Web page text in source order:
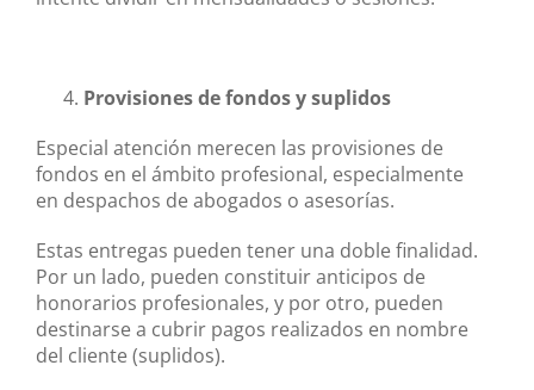
Provisiones de fondos y suplidos
Especial atención merecen las provisiones de
fondos en el ámbito profesional, especialmente
en despachos de abogados o asesorías.
Estas entregas pueden tener una doble finalidad.
Por un lado, pueden constituir anticipos de
honorarios profesionales, y por otro, pueden
destinarse a cubrir pagos realizados en nombre
del cliente (suplidos).